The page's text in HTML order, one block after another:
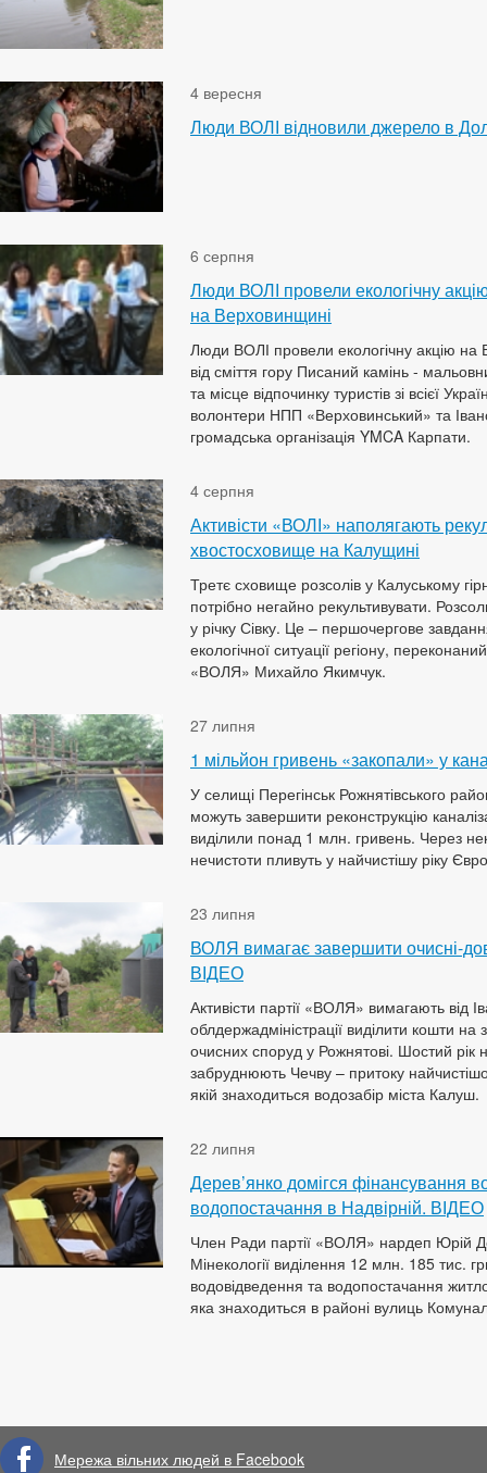
4 вересня
Люди ВОЛІ відновили джерело в
6 серпня
Люди ВОЛІ провели екологічну
на Верховинщині
Люди ВОЛІ провели екологічну акцію
від сміття гору Писаний камінь -
та місце відпочинку туристів зі всієї
волонтери НПП «Верховинський» та
громадська організація YMCA Карпати.
4 серпня
Активісти «ВОЛІ» наполягають
хвостосховище на Калущині
Третє сховище розсолів у Калуському
потрібно негайно рекультивувати.
у річку Сівку. Це – першочергове
екологічної ситуації регіону,
«ВОЛЯ» Михайло Якимчук.
27 липня
1 мільйон гривень «закопали» у
У селищі Перегінськ Рожнятівського
можуть завершити реконструкцію
виділили понад 1 млн. гривень. Через
нечистоти пливуть у найчистішу ріку
23 липня
ВОЛЯ вимагає завершити очисні-
ВІДЕО
Активісти партії «ВОЛЯ» вимагають від
облдержадміністрації виділити кошти
очисних споруд у Рожнятові. Шостий рік
забруднюють Чечву – притоку
якій знаходиться водозабір міста Калуш.
22 липня
Дерев’янко​ домігся фінансування​
водопостачання в ​Надвірній. ВІДЕО
Член Ради партії «ВОЛЯ» нардеп Юрій
Мінекології виділення 12 млн. 185 тис.
водовідведення та водопостачання
яка знаходиться в районі вулиць
Мережа вільних людей в Facebook